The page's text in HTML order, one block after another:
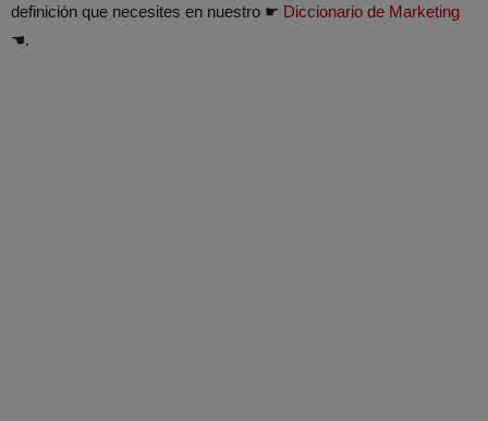
definición que necesites en nuestro ☛ Diccionario de Marketing
☚.